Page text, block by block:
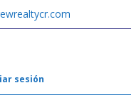
sesión